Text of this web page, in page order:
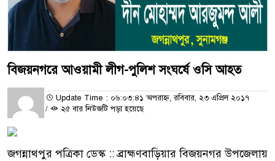
বিজয়নগরে আওয়ামী লীগ-পুলিশ সংঘর্ষে ওসি আহত
Update Time : ০৬:০৩:৪১ অপরাহ্ন, রবিবার, ২৩ এপ্রিল ২০১৭
/
২৫ বার নিউজটি পড়া হয়েছে
জগন্নাথপুর পত্রিকা ডেস্ক :: ব্রাহ্মণবাড়িয়ার বিজয়নগর উপজেলায়